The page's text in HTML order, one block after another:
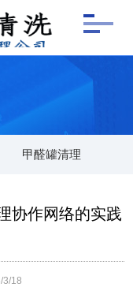
甲醛罐清理
协作网络的实践
3/18